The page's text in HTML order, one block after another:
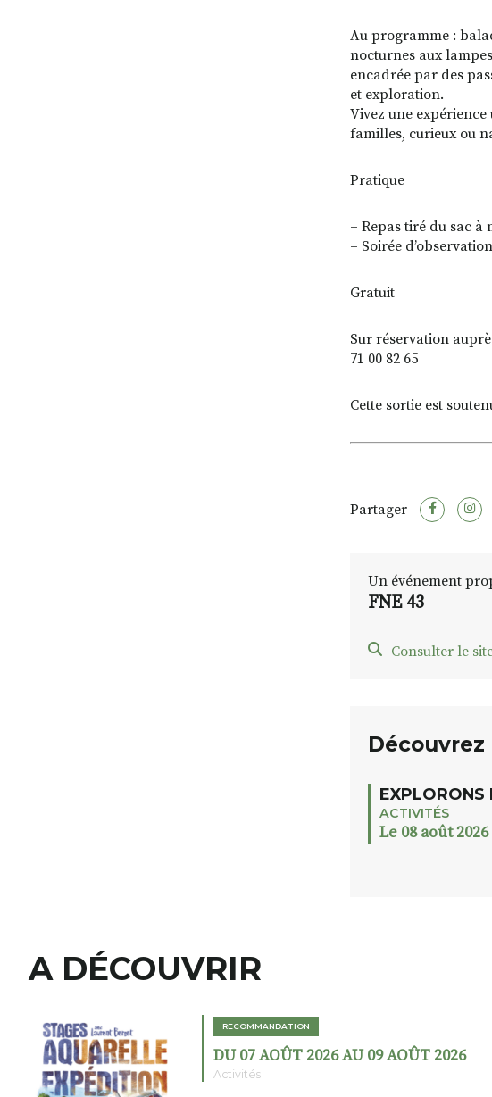
Au programme :
nocturnes aux
encadrée par des
et exploration.
Vivez une
familles, curieux ou
Pratique
– Repas tiré du sac à
– Soirée
Gratuit
Sur réservation
71 00 82 65
Cette sortie est
Partager
Un événement
FNE 43
Consulter le
Découvrez
EXPLORONS
ACTIVITÉS
Le 08 août 2026
A DÉCOUVRIR
RECOMMANDATION
DU 07 AOÛT 2026 AU 09 AOÛT 2026
Activités